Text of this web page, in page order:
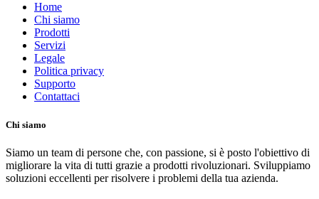
Home
Chi siamo
Prodotti
Servizi
Legale
Politica privacy
Supporto
Contattaci
Chi siamo
Siamo un team di persone che, con passione, si è posto l'obiettivo di
migliorare la vita di tutti grazie a prodotti rivoluzionari. Sviluppiamo
soluzioni eccellenti per risolvere i problemi della tua azienda.